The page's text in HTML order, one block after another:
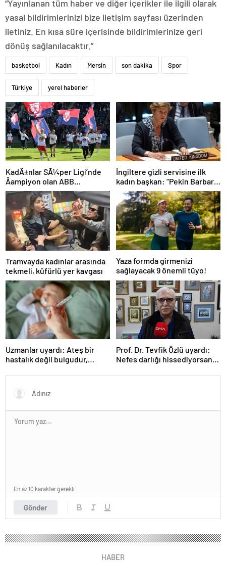
“Yayınlanan tüm haber ve diğer içerikler ile ilgili olarak
yasal bildirimlerinizi bize iletişim sayfası üzerinden
iletiniz. En kısa süre içerisinde bildirimlerinize geri
dönüş sağlanılacaktır.”
basketbol Kadın Mersin son dakika Spor
Türkiye yerel haberler
KadÄ±nlar SÃ¼per Ligi’nde
Åampiyon olan ABB
Fomget’ten FenerbahÃ§e’ye
gÃ¶nderme
İngiltere gizli servisine ilk
kadın başkan: “Pekin Barbara”
favori aday
Tramvayda kadınlar arasında
tekmeli, küfürlü yer kavgası
Yaza formda girmenizi
sağlayacak 9 önemli tüyo!
Uzmanlar uyardı: Ateş bir
hastalık değil bulgudur,
mekanizmasıdır
Prof. Dr. Tevfik Özlü uyardı:
Nefes darlığı hissediyorsanız
Gönder
En az 10 karakter gerekli
HABER